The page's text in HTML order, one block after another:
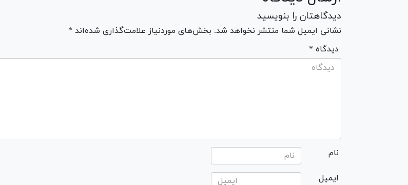
دیدگاهتان را بنویسید
نشانی ایمیل شما منتشر نخواهد شد. بخش‌های موردنیاز علامت‌گذاری شده‌اند *
* دیدگاه
نام
ایمیل